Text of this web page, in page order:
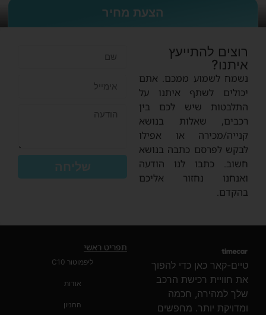
הצעת מחיר
רוצים להתייעץ
איתנו?
נשמח לשמוע ממכם. אתם
יכולים לשתף איתנו על
התלבטות שיש לכם בין
רכבים, שאלות בנושא
קנייה/מכירה או אפילו
לבקש לפרסם כתבה בנושא
חשוב. כתבו לנו הודעה
ואנחנו נחזור אליכם
בהקדם.
שליחה
תפריט ראשי
ליפמוטור C10
אודות
החניון
טיים-קאר כאן כדי להפוך
את חוויית רכישת הרכב
שלך למהירה, חכמה
ומדויקת יותר. מחפשים